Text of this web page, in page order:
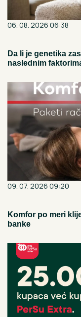
06. 08. 2026 06:38
Da li je genetika
naslednim
09. 07. 2026 09:20
Komfor po meri
banke